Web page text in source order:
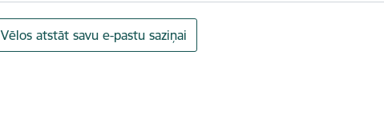
Vēlos atstāt savu e-pastu saziņai